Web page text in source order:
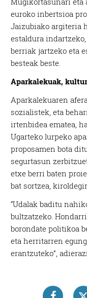
euroko inbertsioa
Jaizubiako argiteria
estaldura
berriak jartzeko eta
besteak beste.
Aparkalekuak,
Aparkalekuaren
sozialistek, eta
irtenbidea ematea,
Ugarteko lurpeko
proposamen bota
segurtasun
etxe berri baten
bat sortzea,
“Udalak baditu
bultzatzeko.
borondate politikoa
eta herritarren
erantzuteko”,